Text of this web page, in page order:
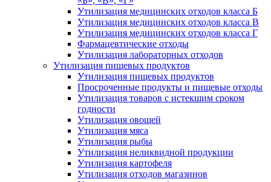
Утилизация медицинских отходов класса Б
Утилизация медицинских отходов класса В
Утилизация медицинских отходов класса Г
Фармацевтические отходы
Утилизация лабораторных отходов
Утилизация пищевых продуктов
Утилизация пищевых продуктов
Просроченные продукты и пищевые отходы
Утилизация товаров с истекшим сроком
годности
Утилизация овощей
Утилизация мяса
Утилизация рыбы
Утилизация неликвидной продукции
Утилизация картофеля
Утилизация отходов магазинов